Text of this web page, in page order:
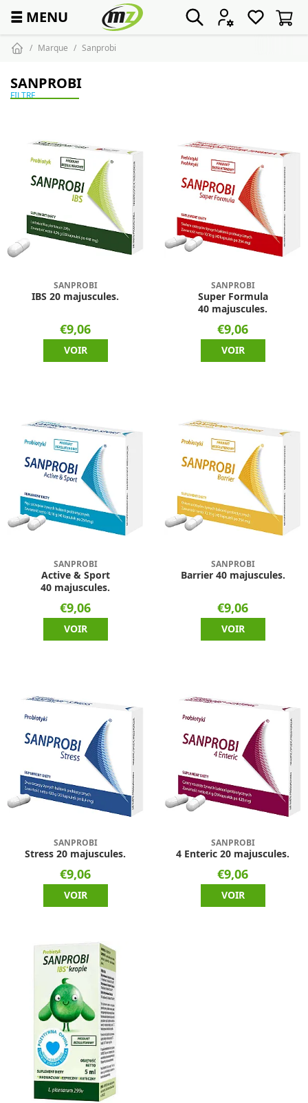
☰ MENU
Marque Sanprobi
SANPROBI
FILTRE
SANPROBI
IBS 20 majuscules.
€9,06
VOIR
SANPROBI
Super Formula
40 majuscules.
€9,06
VOIR
SANPROBI
Active & Sport
40 majuscules.
€9,06
VOIR
SANPROBI
Barrier 40 majuscules.
€9,06
VOIR
SANPROBI
Stress 20 majuscules.
€9,06
VOIR
SANPROBI
4 Enteric 20 majuscules.
€9,06
VOIR